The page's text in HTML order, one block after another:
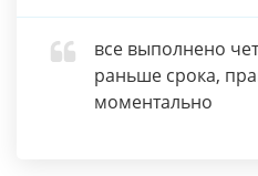
все выполнено
раньше срока,
моментально